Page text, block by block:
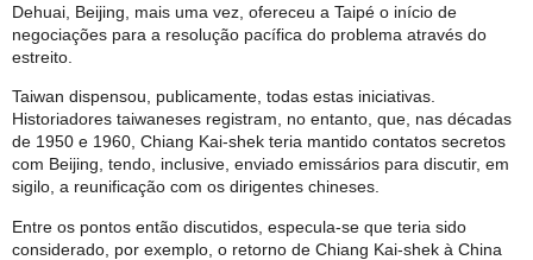
Dehuai, Beijing, mais uma vez, ofereceu a Taipé o início de
negociações para a resolução pacífica do problema através do
estreito.
Taiwan dispensou, publicamente, todas estas iniciativas.
Historiadores taiwaneses registram, no entanto, que, nas décadas
de 1950 e 1960, Chiang Kai-shek teria mantido contatos secretos
com Beijing, tendo, inclusive, enviado emissários para discutir, em
sigilo, a reunificação com os dirigentes chineses.
Entre os pontos então discutidos, especula-se que teria sido
considerado, por exemplo, o retorno de Chiang Kai-shek à China